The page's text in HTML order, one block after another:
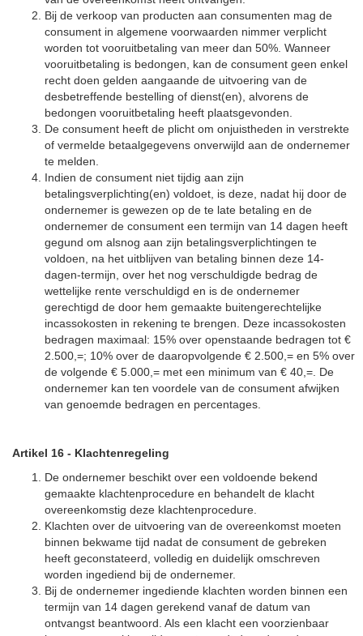
Bij de verkoop van producten aan consumenten mag de
consument in algemene voorwaarden nimmer verplicht
worden tot vooruitbetaling van meer dan 50%. Wanneer
vooruitbetaling is bedongen, kan de consument geen enkel
recht doen gelden aangaande de uitvoering van de
desbetreffende bestelling of dienst(en), alvorens de
bedongen vooruitbetaling heeft plaatsgevonden.
De consument heeft de plicht om onjuistheden in verstrekte
of vermelde betaalgegevens onverwijld aan de ondernemer
te melden.
Indien de consument niet tijdig aan zijn
betalingsverplichting(en) voldoet, is deze, nadat hij door de
ondernemer is gewezen op de te late betaling en de
ondernemer de consument een termijn van 14 dagen heeft
gegund om alsnog aan zijn betalingsverplichtingen te
voldoen, na het uitblijven van betaling binnen deze 14-
dagen-termijn, over het nog verschuldigde bedrag de
wettelijke rente verschuldigd en is de ondernemer
gerechtigd de door hem gemaakte buitengerechtelijke
incassokosten in rekening te brengen. Deze incassokosten
bedragen maximaal: 15% over openstaande bedragen tot €
2.500,=; 10% over de daaropvolgende € 2.500,= en 5% over
de volgende € 5.000,= met een minimum van € 40,=. De
ondernemer kan ten voordele van de consument afwijken
van genoemde bedragen en percentages.
Artikel 16 - Klachtenregeling
De ondernemer beschikt over een voldoende bekend
gemaakte klachtenprocedure en behandelt de klacht
overeenkomstig deze klachtenprocedure.
Klachten over de uitvoering van de overeenkomst moeten
binnen bekwame tijd nadat de consument de gebreken
heeft geconstateerd, volledig en duidelijk omschreven
worden ingediend bij de ondernemer.
Bij de ondernemer ingediende klachten worden binnen een
termijn van 14 dagen gerekend vanaf de datum van
ontvangst beantwoord. Als een klacht een voorzienbaar